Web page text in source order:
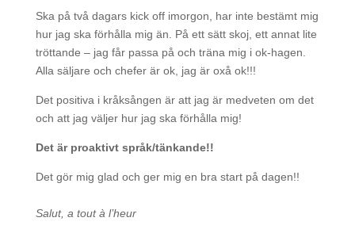
Ska på två dagars kick off imorgon, har inte bestämt mig
hur jag ska förhålla mig än. På ett sätt skoj, ett annat lite
tröttande – jag får passa på och träna mig i ok-hagen.
Alla säljare och chefer är ok, jag är oxå ok!!!
Det positiva i kråksången är att jag är medveten om det
och att jag väljer hur jag ska förhålla mig!
Det är proaktivt språk/tänkande!!
Det gör mig glad och ger mig en bra start på dagen!!
Salut, a tout à l’heur